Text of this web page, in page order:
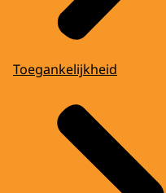
Toegankelijkheid